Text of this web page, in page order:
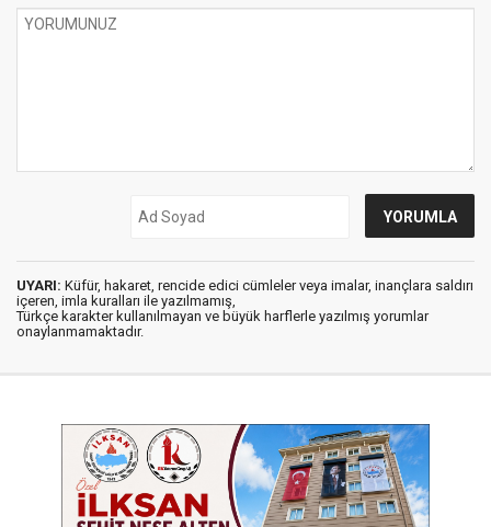
UYARI: Küfür, hakaret, rencide edici cümleler veya imalar, inançlara saldırı
içeren, imla kuralları ile yazılmamış,
Türkçe karakter kullanılmayan ve büyük harflerle yazılmış yorumlar
onaylanmamaktadır.